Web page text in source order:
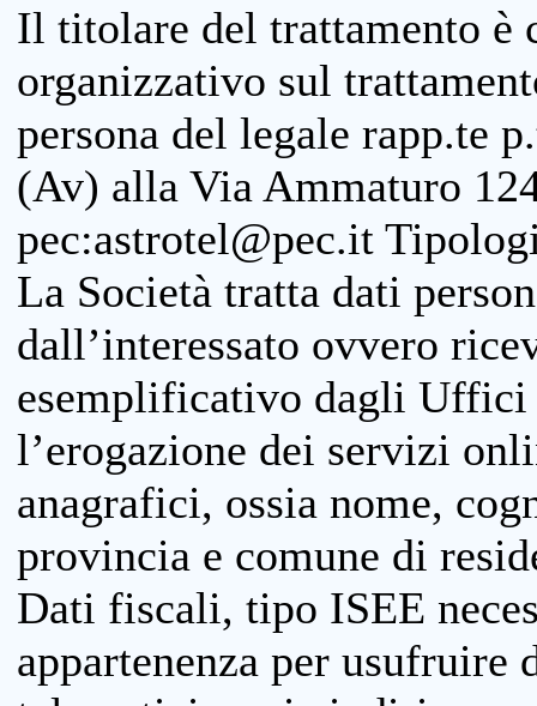
Il titolare del trattamento è
organizzativo sul
persona del legale rapp.te
(Av) alla Via Ammaturo
pec:astrotel@pec.it
La Società tratta dati
dall’interessato ovvero
esemplificativo dagli
l’erogazione dei servizi
anagrafici, ossia nome,
provincia e comune di
Dati fiscali, tipo ISEE
appartenenza per